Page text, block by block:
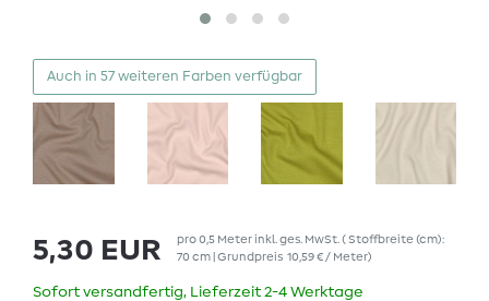
Auch in 57 weiteren Farben verfügbar
5,30 EUR pro0,5 Meterinkl. ges. MwSt. ( Stoffbreite (cm):
70 cm | Grundpreis 10,59 € / Meter)
Sofort versandfertig, Lieferzeit 2-4 Werktage